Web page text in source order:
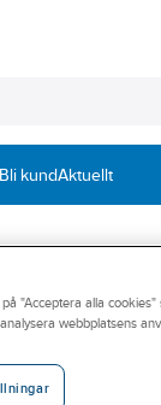
Bli kundAktuellt
"Acceptera alla
webbplatsens